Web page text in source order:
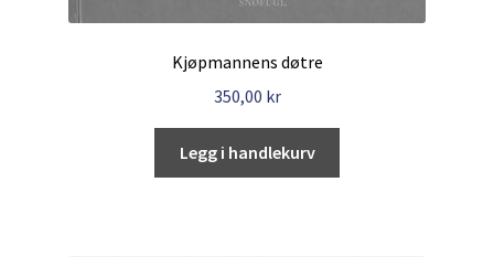
Kjøpmannens døtre
350,00 kr
Legg i handlekurv